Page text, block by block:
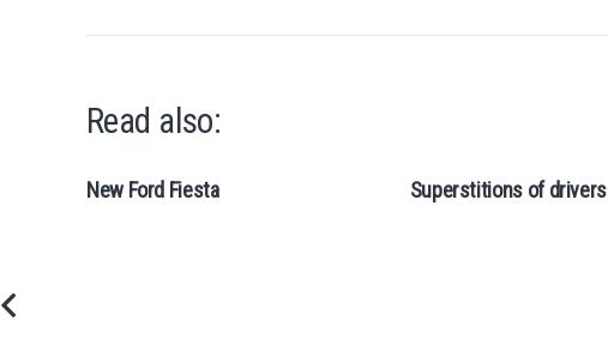
Read also:
New Ford Fiesta Superstitions of drivers